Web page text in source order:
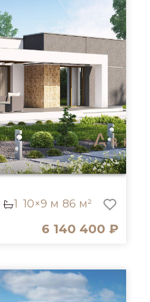
1 10×9 м 86 м²
6 140 400 ₽